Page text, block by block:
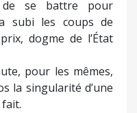
se battre pour
subi les coups de
dogme de l’État
pour les mêmes,
la singularité d’une